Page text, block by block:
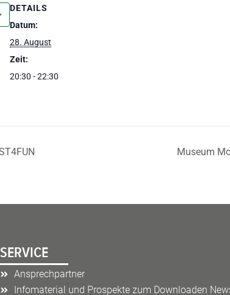
DETAILS
Datum:
28. August
Zeit:
20:30 - 22:30
Museum
SERVICE
Ansprechpartner
Infomaterial und Prospekte zum Downloaden